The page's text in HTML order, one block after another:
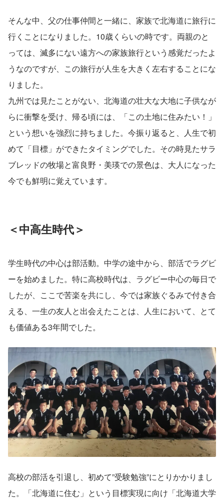
そんな中、父の仕事仲間と一緒に、家族で北海道に旅行に
行くことになりました。10歳くらいの時です。両親のと
っては、滅多にない遠方への家族旅行という感覚だったよ
うなのですが、この旅行が人生を大きく左右することにな
りました。
九州では見たことがない、北海道の壮大な大地に子供なが
らに衝撃を受け、帰る頃には、「この土地に住みたい！」
という想いを強烈に持ちました。今振り返ると、人生で初
めて「目標」ができたタイミングでした。その時見たサラ
ブレッドの牧場と富良野・美瑛での景色は、大人になった
今でも鮮明に覚えています。
＜中高生時代＞
学生時代の中心は部活動。中学の途中から、部活でラグビ
ーを始めました。特に高校時代は、ラグビー中心の毎日で
したが、ここで苦楽を共にし、今では家族ぐるみで付き合
える、一生の友人と出会えたことは、人生において、とて
も価値ある3年間でした。
高校の部活を引退し、初めて”受験勉強”にとりかかりまし
た。「北海道に住む」という目標実現に向け「北海道大学